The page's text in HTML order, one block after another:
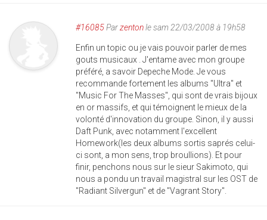
#16085Parzentonle sam 22/03/2008 à 19h58
Enfin un topic ou je vais pouvoir parler de mes
gouts musicaux . J'entame avec mon groupe
préféré, a savoir Depeche Mode. Je vous
recommande fortement les albums "Ultra" et
"Music For The Masses", qui sont de vrais bijoux
en or massifs, et qui témoignent le mieux de la
volonté d'innovation du groupe. Sinon, il y aussi
Daft Punk, avec notamment l'excellent
Homework(les deux albums sortis saprés celui-
ci sont, a mon sens, trop broullions). Et pour
finir, penchons nous sur le sieur Sakimoto, qui
nous a pondu un travail magistral sur les OST de
"Radiant Silvergun" et de "Vagrant Story".